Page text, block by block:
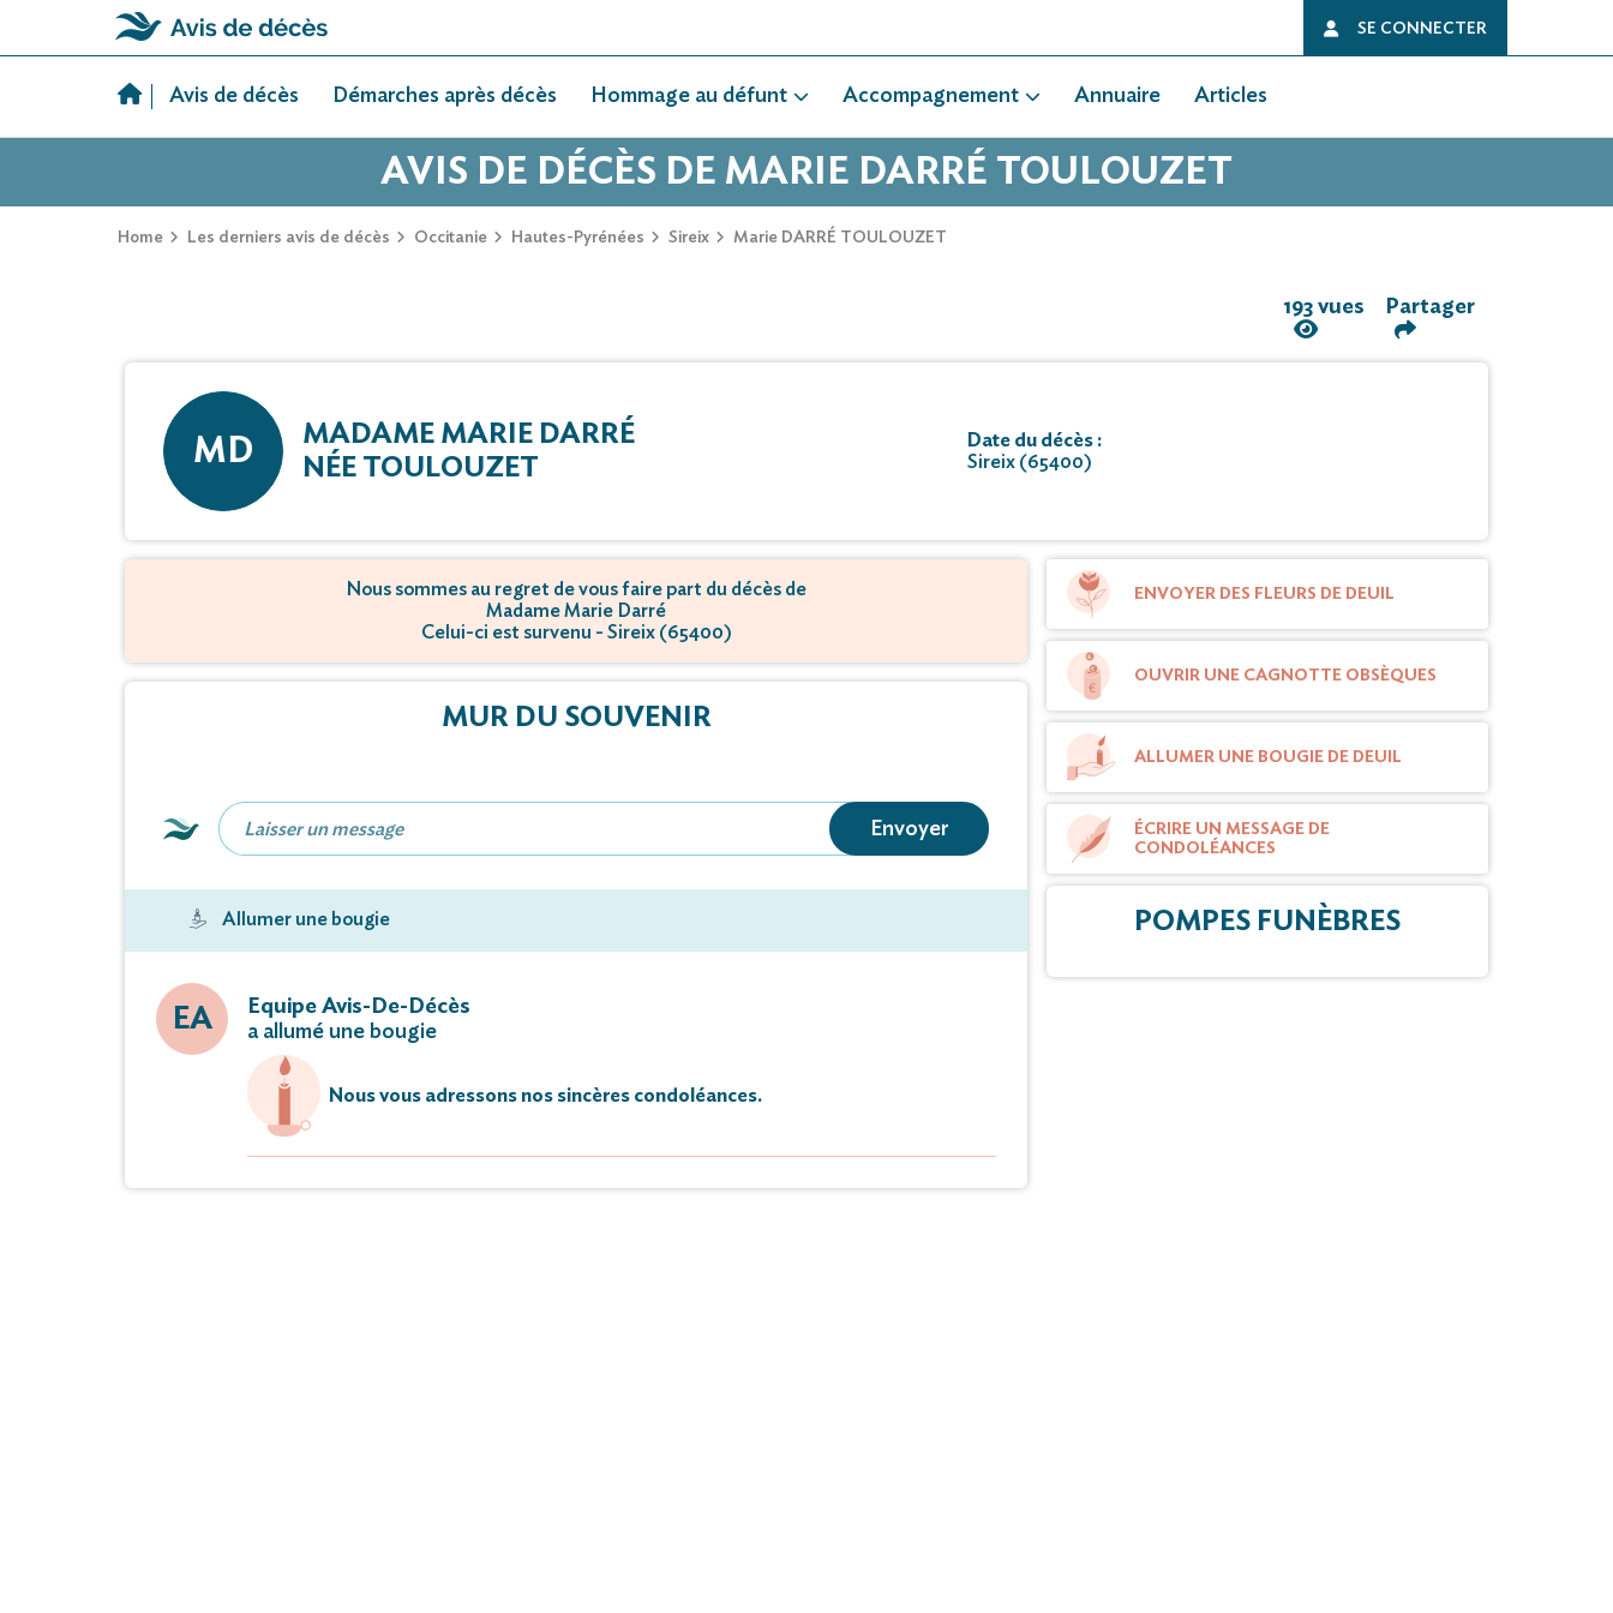
SE CONNECTER
Avis de décès Démarches après décès Hommage au défunt Accompagnement Annuaire Articles
AVIS DE DÉCÈS DE MARIE DARRÉ TOULOUZET
Home Les derniers avis de décès Occitanie Hautes-Pyrénées Sireix Marie DARRÉ TOULOUZET
193 vues Partager
MD
MADAME MARIE DARRÉ
NÉE TOULOUZET
Date du décès :
Sireix (65400)
Nous sommes au regret de vous faire part du décès de
Madame Marie Darré
Celui-ci est survenu - Sireix (65400)
MUR DU SOUVENIR
Envoyer
Allumer une bougie
EA
Equipe Avis-De-Décès
a allumé une bougie
Nous vous adressons nos sincères condoléances.
ENVOYER DES FLEURS DE DEUIL
OUVRIR UNE CAGNOTTE OBSÈQUES
ALLUMER UNE BOUGIE DE DEUIL
ÉCRIRE UN MESSAGE DE
CONDOLÉANCES
POMPES FUNÈBRES